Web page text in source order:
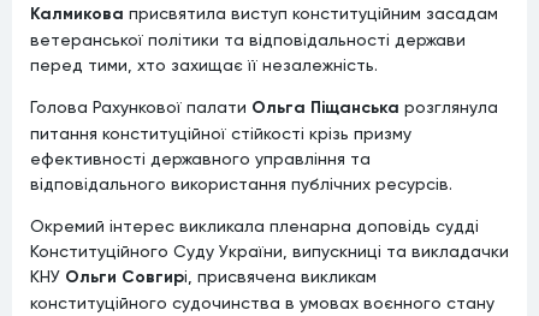
Калмикова присвятила виступ конституційним засадам
ветеранської політики та відповідальності держави
перед тими, хто захищає її незалежність.
Голова Рахункової палати Ольга Піщанська розглянула
питання конституційної стійкості крізь призму
ефективності державного управління та
відповідального використання публічних ресурсів.
Окремий інтерес викликала пленарна доповідь судді
Конституційного Суду України, випускниці та викладачки
КНУ Ольги Совгирі, присвячена викликам
конституційного судочинства в умовах воєнного стану